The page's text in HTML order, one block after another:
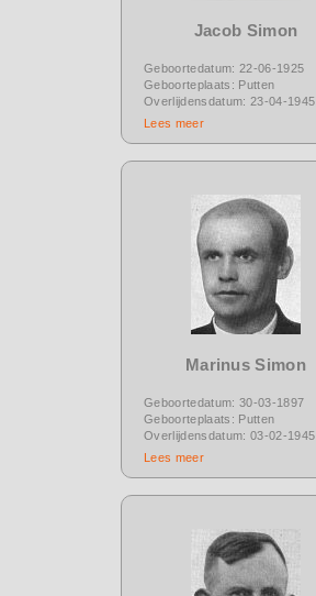
Jacob Simon
Geboortedatum: 22-06-1925
Geboorteplaats: Putten
Overlijdensdatum: 23-04-1945
Lees meer
Marinus Simon
Geboortedatum: 30-03-1897
Geboorteplaats: Putten
Overlijdensdatum: 03-02-1945
Lees meer